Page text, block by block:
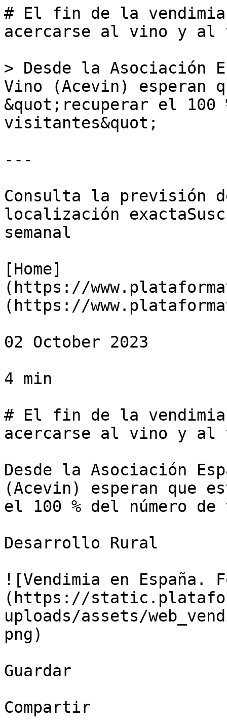
# El fin de la
acercarse al vino y
> Desde la Asociación
Vino (Acevin) esperan
&quot;recuperar el 100
visitantes&quot;
---
Consulta la previsión
localización
semanal
[Home]
(https://
(https://
02 October 2023
4 min
# El fin de la
acercarse al vino y
Desde la Asociación
(Acevin) esperan que
el 100 % del número
Desarrollo Rural
![Vendimia en España.
(https://
uploads/assets/
png)
Guardar
Compartir